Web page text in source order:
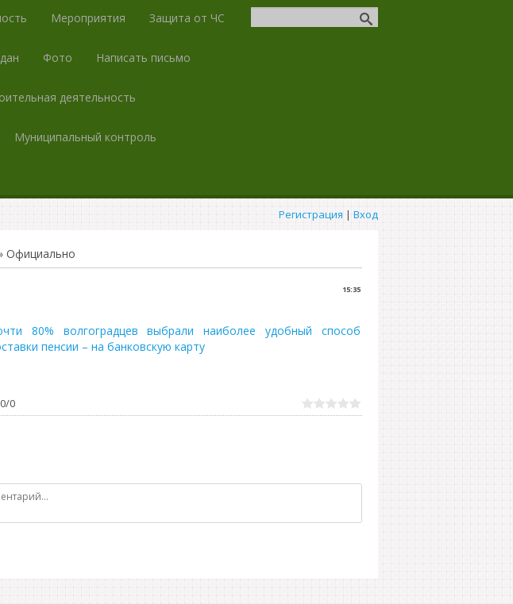
Мероприятия Защита от ЧС
Фото Написать письмо
деятельность
Муниципальный контроль
Регистрация | Вход
Официально
15:35
80% волгоградцев выбрали наиболее удобный способ
пенсии – на банковскую карту
/0